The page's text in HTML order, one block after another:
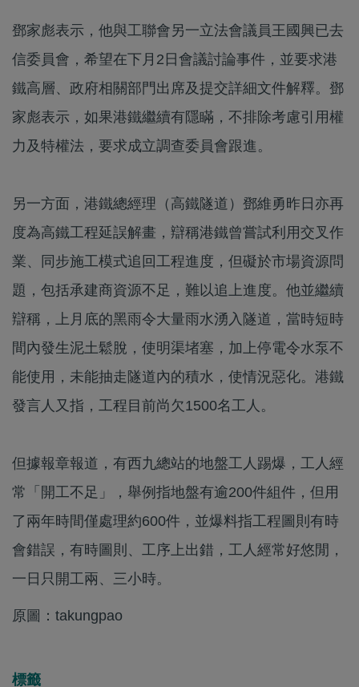
鄧家彪表示，他與工聯會另一立法會議員王國興已去
信委員會，希望在下月2日會議討論事件，並要求港
鐵高層、政府相關部門出席及提交詳細文件解釋。鄧
家彪表示，如果港鐵繼續有隱瞞，不排除考慮引用權
力及特權法，要求成立調查委員會跟進。
另一方面，港鐵總經理（高鐵隧道）鄧維勇昨日亦再
度為高鐵工程延誤解畫，辯稱港鐵曾嘗試利用交叉作
業、同步施工模式追回工程進度，但礙於市場資源問
題，包括承建商資源不足，難以追上進度。他並繼續
辯稱，上月底的黑雨令大量雨水湧入隧道，當時短時
間內發生泥土鬆脫，使明渠堵塞，加上停電令水泵不
能使用，未能抽走隧道內的積水，使情況惡化。港鐵
發言人又指，工程目前尚欠1500名工人。
但據報章報道，有西九總站的地盤工人踢爆，工人經
常「開工不足」，舉例指地盤有逾200件組件，但用
了兩年時間僅處理約600件，並爆料指工程圖則有時
會錯誤，有時圖則、工序上出錯，工人經常好悠閒，
一日只開工兩、三小時。
原圖：takungpao
標籤